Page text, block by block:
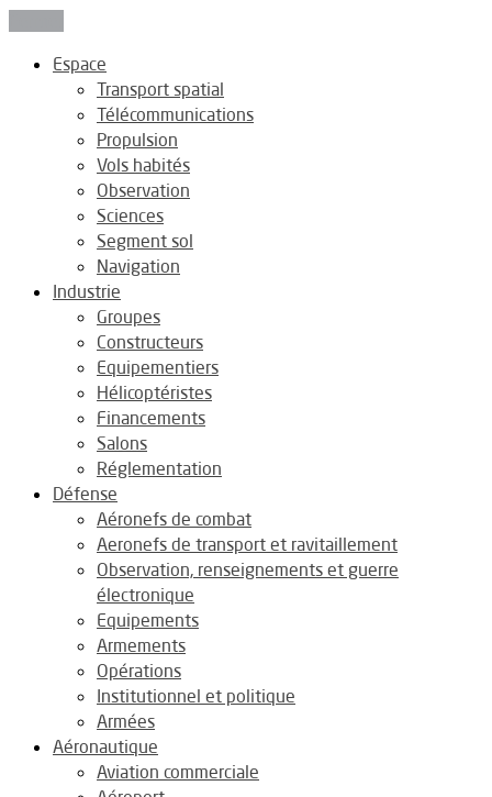
Espace
Transport spatial
Télécommunications
Propulsion
Vols habités
Observation
Sciences
Segment sol
Navigation
Industrie
Groupes
Constructeurs
Equipementiers
Hélicoptéristes
Financements
Salons
Réglementation
Défense
Aéronefs de combat
Aeronefs de transport et ravitaillement
Observation, renseignements et guerre
électronique
Equipements
Armements
Opérations
Institutionnel et politique
Armées
Aéronautique
Aviation commerciale